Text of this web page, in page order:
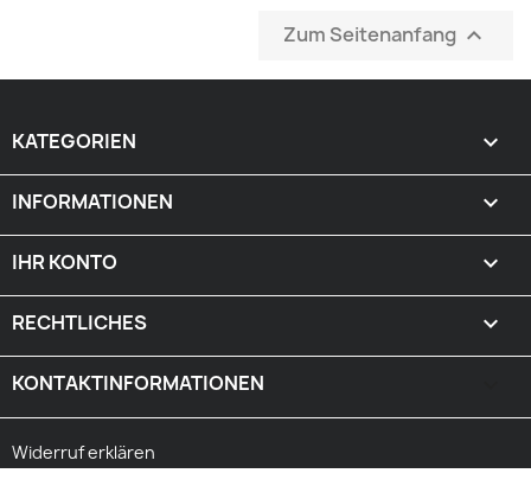
Zum Seitenanfang 
KATEGORIEN 
INFORMATIONEN 
IHR KONTO 
RECHTLICHES 
KONTAKTINFORMATIONEN
Widerruf erklären